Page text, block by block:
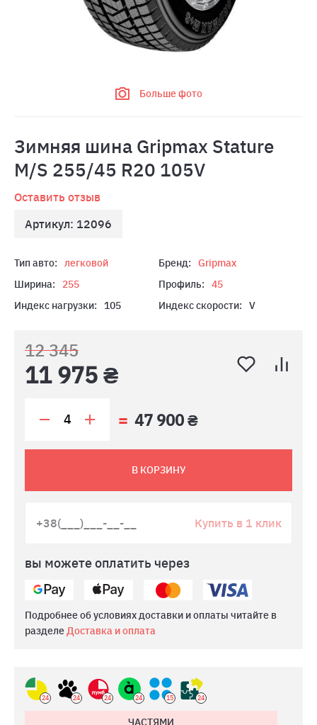
Больше фото
Зимняя шина Gripmax Stature
M/S 255/45 R20 105V
Оставить отзыв
Артикул: 12096
Тип авто: легковой Бренд:
Gripmax
Ширина:
255 Профиль:
45
Индекс нагрузки:
105 Индекс скорости: V
12 345
11 975 ₴
47 900 ₴
В КОРЗИНУ
Купить в 1 клик
вы можете оплатить через
Подробнее об условиях доставки и оплаты читайте в
разделеДоставка и оплата
24 24 24 24 15 24
ЧАСТЯМИ